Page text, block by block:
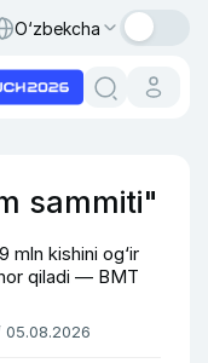
O‘zbekcha
sammiti"
mln kishini og‘ir
qiladi — BMT
05.08.2026